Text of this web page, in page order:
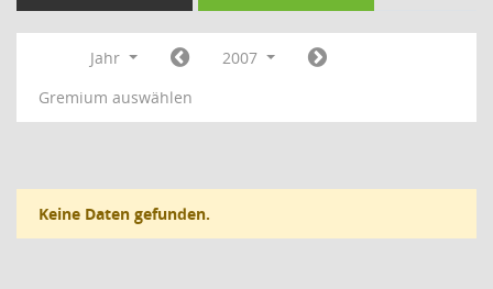
Jahr
2007
Gremium auswählen
Keine Daten gefunden.